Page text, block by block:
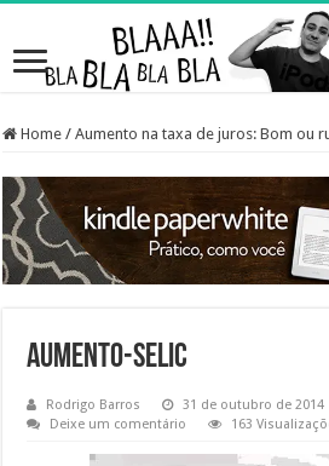
Home / Aumento na taxa de juros: Bom ou
aumento-selic
Rodrigo Barros
31 de outubro de 2014
Deixe um comentário
163